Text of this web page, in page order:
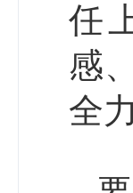
任
感
全